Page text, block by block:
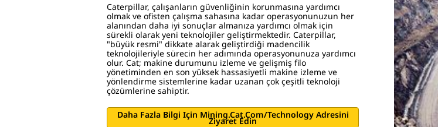
Caterpillar, çalışanların güvenliğinin korunmasına yardımcı
olmak ve ofisten çalışma sahasına kadar operasyonunuzun her
alanından daha iyi sonuçlar almanıza yardımcı olmak için
sürekli olarak yeni teknolojiler geliştirmektedir. Caterpillar,
"büyük resmi" dikkate alarak geliştirdiği madencilik
teknolojileriyle sürecin her adımında operasyonunuza yardımcı
olur. Cat; makine durumunu izleme ve gelişmiş filo
yönetiminden en son yüksek hassasiyetli makine izleme ve
yönlendirme sistemlerine kadar uzanan çok çeşitli teknoloji
çözümlerine sahiptir.
Daha Fazla Bilgi Için Mining.cat.com/technology Adresini
Ziyaret Edin